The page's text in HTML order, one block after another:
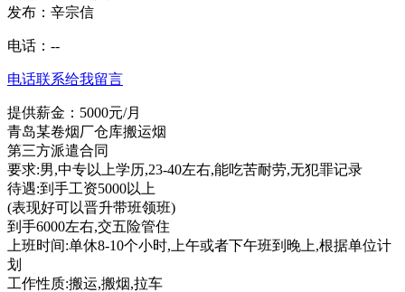
发布：辛宗信
电话： --
电话联系给我留言
提供薪金：5000元/月
青岛某卷烟厂仓库搬运烟
第三方派遣合同
要求:男,中专以上学历,23-40左右,能吃苦耐劳,无犯罪记录
待遇:到手工资5000以上
(表现好可以晋升带班领班)
到手6000左右,交五险管住
上班时间:单休8-10个小时,上午或者下午班到晚上,根据单位计
划
工作性质:搬运,搬烟,拉车